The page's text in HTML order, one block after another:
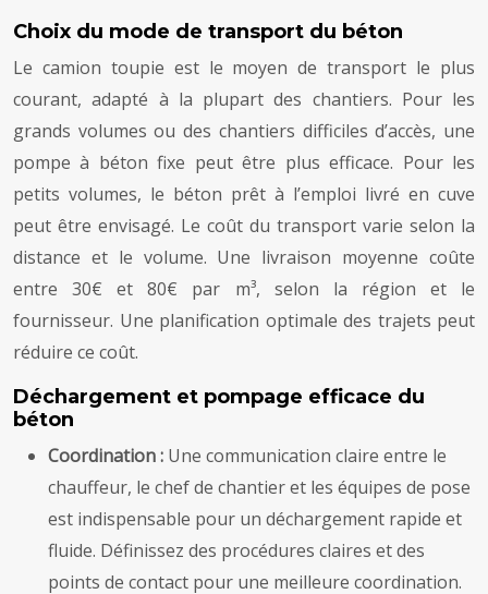
Choix du mode de transport du béton
Le camion toupie est le moyen de transport le plus
courant, adapté à la plupart des chantiers. Pour les
grands volumes ou des chantiers difficiles d’accès, une
pompe à béton fixe peut être plus efficace. Pour les
petits volumes, le béton prêt à l’emploi livré en cuve
peut être envisagé. Le coût du transport varie selon la
distance et le volume. Une livraison moyenne coûte
entre 30€ et 80€ par m³, selon la région et le
fournisseur. Une planification optimale des trajets peut
réduire ce coût.
Déchargement et pompage efficace du
béton
Coordination : Une communication claire entre le
chauffeur, le chef de chantier et les équipes de pose
est indispensable pour un déchargement rapide et
fluide. Définissez des procédures claires et des
points de contact pour une meilleure coordination.